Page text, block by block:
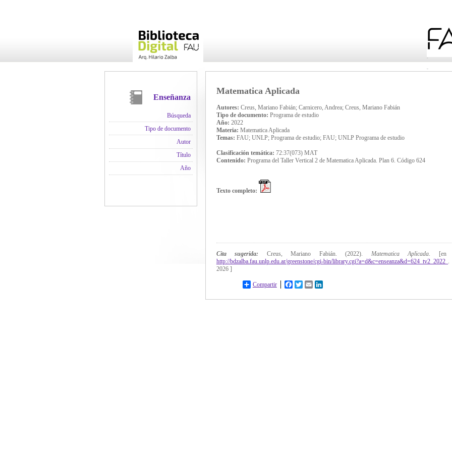
Enseñanza
Búsqueda
Tipo de documento
Autor
Título
Año
Matematica Aplicada
Autores: Creus, Mariano Fabián; Carnicero, Andrea; Creus, Mariano Fabián
Tipo de documento: Programa de estudio
Año: 2022
Materia: Matematica Aplicada
Temas: FAU; UNLP; Programa de estudio; FAU; UNLP Programa de estudio
Clasificación temática: 72:37(073) MAT
Contenido: Programa del Taller Vertical 2 de Matematica Aplicada. Plan 6. Código 624
Texto completo:
Cita sugerida: Creus, Mariano Fabián. (2022). Matematica Aplicada. [en
http://bdzalba.fau.unlp.edu.ar/greenstone/cgi-bin/library.cgi?a=d&c=enseanza&d=624_tv2_2022 .
2026 ]
Compartir FacebookTwitterEmail